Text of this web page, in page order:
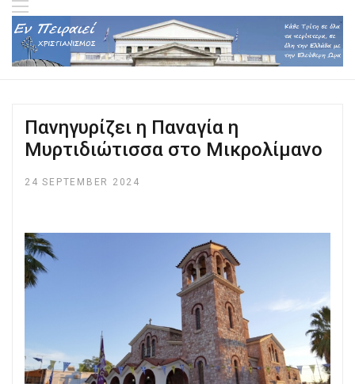
Πανηγυρίζει η Παναγία η
Μυρτιδιώτισσα στο Μικρολίμανο
24 SEPTEMBER 2024